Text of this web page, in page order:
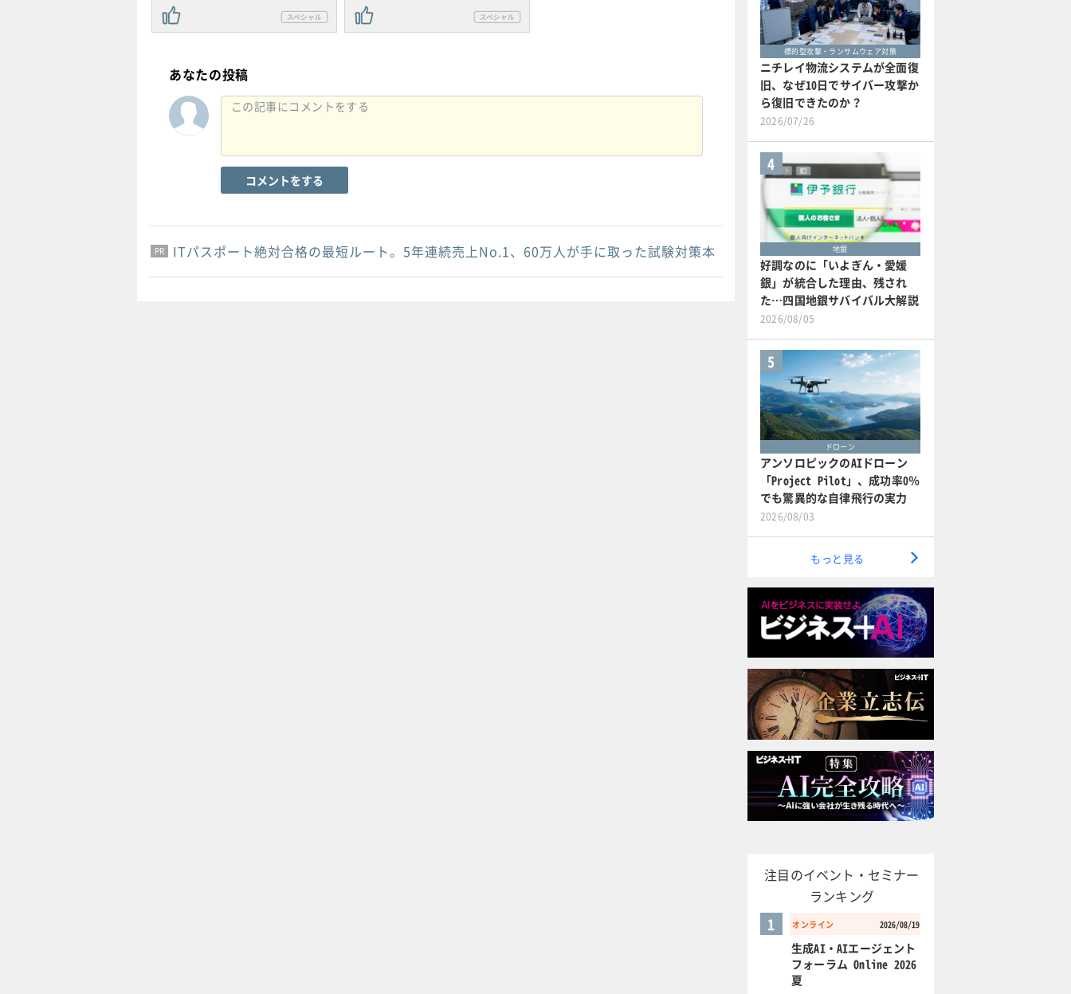
あなたの投稿
コメントをする
PR
PR
PR ITパスポート絶対合格の最短ルート。5年連続売上No.1、60万人が手に取った試験対策本
標的型攻撃・ランサムウェア対策
ニチレイ物流システムが全面復
旧、なぜ10日でサイバー攻撃か
ら復旧できたのか？
2026/07/26
4
地銀
好調なのに「いよぎん・愛媛
銀」が統合した理由、残され
た…四国地銀サバイバル大解説
2026/08/05
5
ドローン
アンソロピックのAIドローン
「Project Pilot」、成功率0％
でも驚異的な自律飛行の実力
2026/08/03
もっと見る
注目のイベント・セミナー
ランキング
オンライン 2026/08/19
1
生成AI・AIエージェント
フォーラム Online 2026
夏